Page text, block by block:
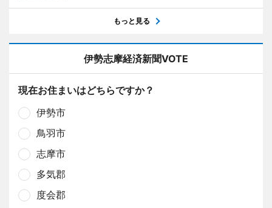
もっと見る
伊勢志摩経済新聞VOTE
現在お住まいはどちらですか？
伊勢市
鳥羽市
志摩市
多気郡
度会郡